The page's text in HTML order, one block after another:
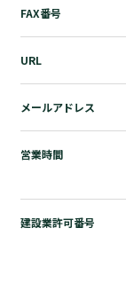
FAX番号
URL
メールアドレス
営業時間
建設業許可番号